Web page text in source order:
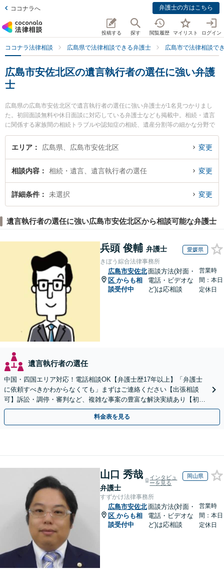
ココナラへ 弁護士の方はこちら
投稿する 探す 閲覧履歴 マイリスト ログイン
ココナラ法律相談 広島県で法律相談できる弁護士 広島市で法律相談で
広島市安佐北区の遺言執行者の選任に強い弁護
士
広島県の広島市安佐北区で遺言執行者の選任に強い弁護士が1名見つかりまし
た。初回面談無料や休日面談に対応している弁護士なども掲載中。相続・遺言
に関係する家族間の相続トラブルや認知症の相続、遺産分割等の細かな分野で
の絞り込み検索もでき便利です。特に美北さくら法律事務所の岡﨑 伸哉弁護士
のプロフィール情報や弁護士費用、強みなどが注目されています。『広島市安
を検索したい』『初回相談無料で遺言執行者の選任を法律相談できる広島市安
佐北区内の弁護士に相談予約したい』などでお困りの相談者さんにおすすめで
す。
エリア 広島県、広島市安佐北区 変更
相談内容 相続・遺言、遺言執行者の選任 変更
詳細条件 未選択 変更
遺言執行者の選任に強い広島市安佐北区から相談可能な弁護士
兵頭 俊輔 弁護士 愛媛県
きぼう綜合法律事務所
広島市安佐北
区 からも相
談受付中
面談方法(対面・
電話・ビデオな
ど)は応相談
営業時
間：本日
定休日
遺言執行者の選任
中国・四国エリア対応！電話相談OK【弁護士歴17年以上】「弁護士
に依頼すべきかわからなくても」まずはご連絡ください【出張相談
可】訴訟・調停・審判など、複雑な事案の豊富な解決実績あり【初回
相談無料】初回面談のみで解決できるケースもあります
料金表を見る
山口 秀哉
弁護士
インタビュ
ーを見る
岡山県
すずかけ法律事務所
広島市安佐北
区 からも相
談受付中
面談方法(対面・
電話・ビデオな
ど)は応相談
営業時
間：本日
定休日